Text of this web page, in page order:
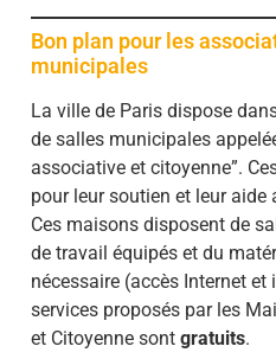
Bon plan pour les
municipales
La ville de Paris dispose
de salles municipales
associative et citoyenne”.
pour leur soutien et leur
Ces maisons disposent de
de travail équipés et du
nécessaire (accès Internet
services proposés par les
et Citoyenne sont gratuits.